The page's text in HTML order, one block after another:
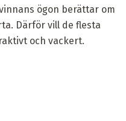
ögon berättar om
Därför vill de flesta
och vackert.